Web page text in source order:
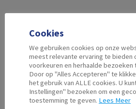
Cookies
We gebruiken cookies op onze
meest relevante ervaring te bieden
voorkeuren en herhaalde bezoeken
Door op "Alles Accepteren" te
het gebruik van ALLE cookies. U
Instellingen" bezoeken om een
toestemming te geven. Lees Meer